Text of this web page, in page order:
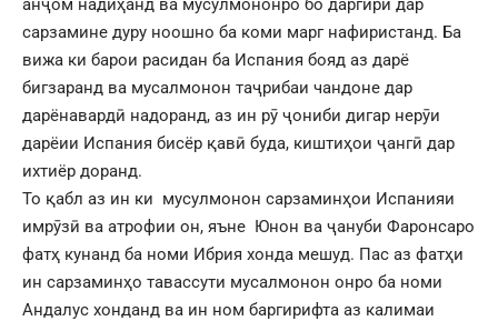
сарзамине дуру ноошно ба коми марг нафиристанд. Ба
вижа ки барои расидан ба Испания бояд аз дарё
бигзаранд ва мусалмонон таҷрибаи чандоне дар
дарёнавардӣ надоранд, аз ин рӯ ҷониби дигар нерӯи
дарёии Испания бисёр қавӣ буда, киштиҳои ҷангӣ дар
ихтиёр доранд.
То қабл аз ин ки мусулмонон сарзаминҳои Испанияи
имрӯзӣ ва атрофии он, яъне Юнон ва ҷануби Фаронсаро
фатҳ кунанд ба номи Ибрия хонда мешуд. Пас аз фатҳи
ин сарзаминҳо тавассути мусалмонон онро ба номи
Андалус хонданд ва ин ном баргирифта аз калимаи